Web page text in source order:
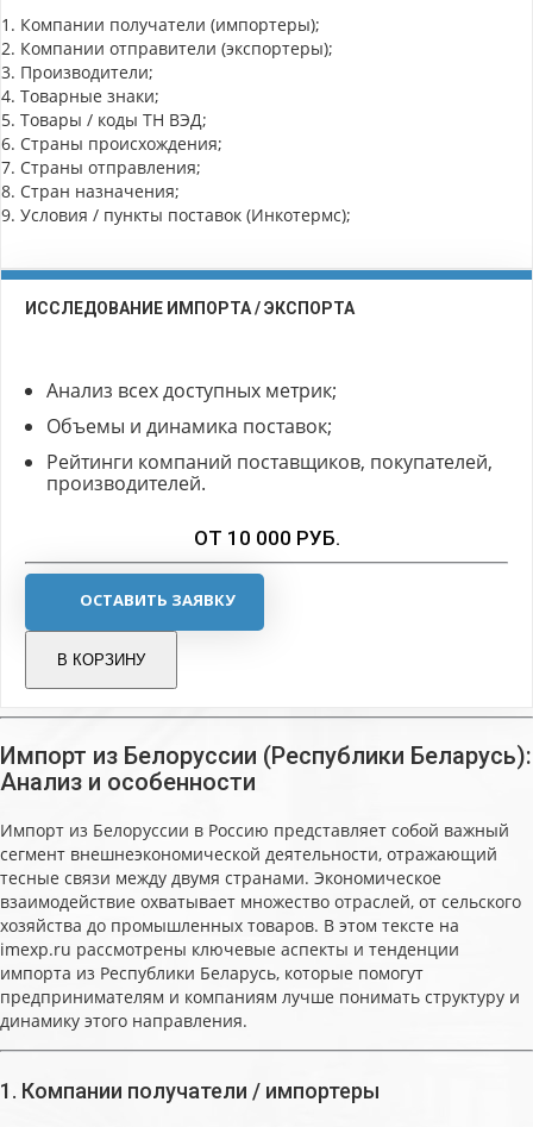
1. Компании получатели (импортеры);
2. Компании отправители (экспортеры);
3. Производители;
4. Товарные знаки;
5. Товары / коды ТН ВЭД;
6. Страны происхождения;
7. Страны отправления;
8. Стран назначения;
9. Условия / пункты поставок (Инкотермс);
ИССЛЕДОВАНИЕ ИМПОРТА / ЭКСПОРТА
Анализ всех доступных метрик;
Объемы и динамика поставок;
Рейтинги компаний поставщиков, покупателей,
производителей.
ОТ 10 000 РУБ.
ОСТАВИТЬ ЗАЯВКУ
В КОРЗИНУ
Импорт из Белоруссии (Республики Беларусь):
Анализ и особенности
Импорт из Белоруссии в Россию представляет собой важный
сегмент внешнеэкономической деятельности, отражающий
тесные связи между двумя странами. Экономическое
взаимодействие охватывает множество отраслей, от сельского
хозяйства до промышленных товаров. В этом тексте на
imexp.ru рассмотрены ключевые аспекты и тенденции
импорта из Республики Беларусь, которые помогут
предпринимателям и компаниям лучше понимать структуру и
динамику этого направления.
1. Компании получатели / импортеры